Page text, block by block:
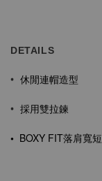
DETAILS
• 休閒連帽造型
• 採用雙拉鍊
• BOXY FIT落肩寬短